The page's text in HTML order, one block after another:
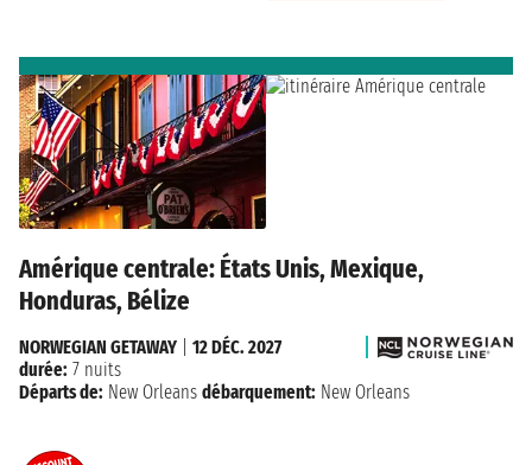
Amérique centrale: États Unis, Mexique,
Honduras, Bélize
NORWEGIAN GETAWAY
12 DÉC. 2027
durée: 7 nuits
Départs de: New Orleans débarquement: New Orleans